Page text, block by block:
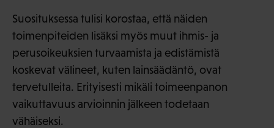
Suosituksessa tulisi korostaa, että näiden
toimenpiteiden lisäksi myös muut ihmis- ja
perusoikeuksien turvaamista ja edistämistä
koskevat välineet, kuten lainsäädäntö, ovat
tervetulleita. Erityisesti mikäli toimeenpanon
vaikuttavuus arvioinnin jälkeen todetaan
vähäiseksi.